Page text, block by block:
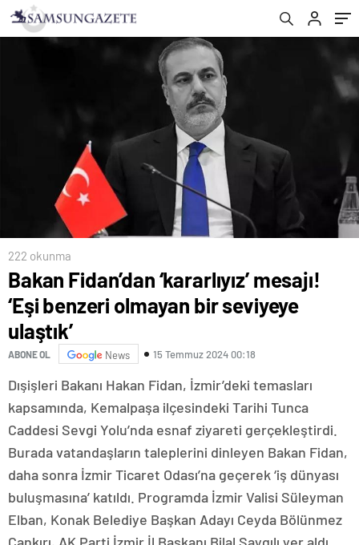
222 okunma
Bakan Fidan’dan ‘kararlıyız’ mesajı!
‘Eşi benzeri olmayan bir seviyeye
ulaştık’
ABONE OL News 15 Temmuz 2024 00:18
Dışişleri Bakanı Hakan Fidan, İzmir’deki temasları
kapsamında, Kemalpaşa ilçesindeki Tarihi Tunca
Caddesi Sevgi Yolu’nda esnaf ziyareti gerçekleştirdi.
Burada vatandaşların taleplerini dinleyen Bakan Fidan,
daha sonra İzmir Ticaret Odası’na geçerek ‘iş dünyası
buluşmasına’ katıldı. Programda İzmir Valisi Süleyman
Elban, Konak Belediye Başkan Adayı Ceyda Bölünmez